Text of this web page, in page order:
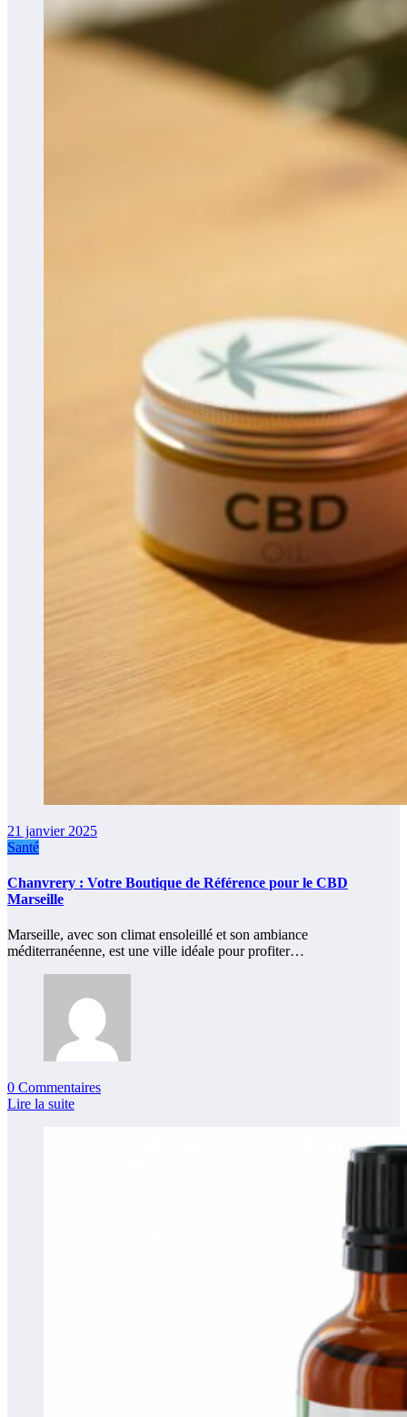
21 janvier 2025
Santé
Chanvrery : Votre Boutique de Référence pour le CBD
Marseille
Marseille, avec son climat ensoleillé et son ambiance
méditerranéenne, est une ville idéale pour profiter…
0 Commentaires
Lire la suite